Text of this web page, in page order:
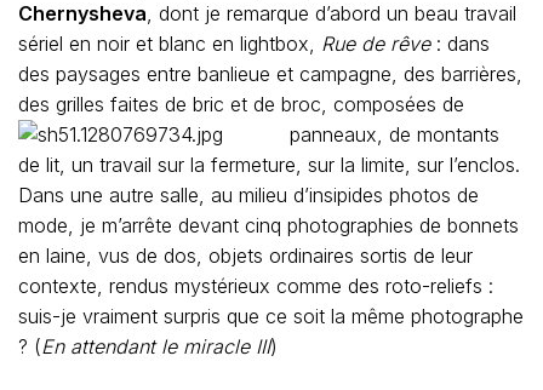
Chernysheva, dont je remarque d’abord un beau travail
sériel en noir et blanc en lightbox, Rue de rêve: dans
des paysages entre banlieue et campagne, des barrières,
des grilles faites de bric et de broc, composées de
panneaux, de montants
de lit, un travail sur la fermeture, sur la limite, sur l’enclos.
Dans une autre salle, au milieu d’insipides photos de
mode, je m’arrête devant cinq photographies de bonnets
en laine, vus de dos, objets ordinaires sortis de leur
contexte, rendus mystérieux comme des roto-reliefs :
suis-je vraiment surpris que ce soit la même photographe
? (En attendant le miracle III)